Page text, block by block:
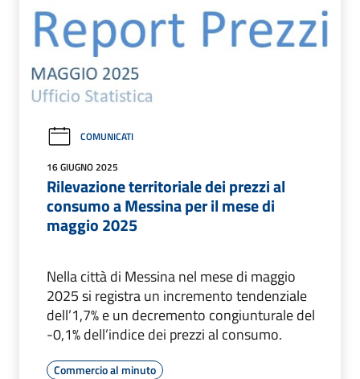
COMUNICATI
16 GIUGNO 2025
Rilevazione territoriale dei prezzi al
consumo a Messina per il mese di
maggio 2025
Nella città di Messina nel mese di maggio
2025 si registra un incremento tendenziale
dell’1,7% e un decremento congiunturale del
-0,1% dell’indice dei prezzi al consumo.
Commercio al minuto